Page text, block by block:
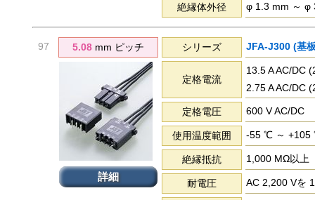
絶縁体外径 φ 1.3 mm ～ φ
97 5.08 mm ピッチ シリーズ JFA-J300 (基
詳細
定格電流
13.5 A AC/DC
2.75 A AC/DC
定格電圧 600 V AC/DC
使用温度範囲 -55 ℃ ～
絶縁抵抗 1,000 MΩ以上
耐電圧 AC 2,200 Vを